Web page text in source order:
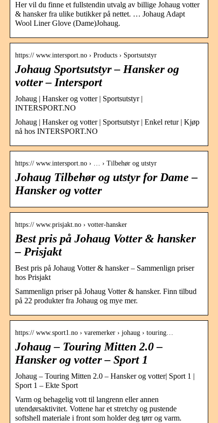
Her vil du finne et fullstendin utvalg av billige Johaug votter
& hansker fra ulike butikker på nettet. … Johaug Adapt
Wool Liner Glove (Dame)Johaug.
https:// www.intersport.no › Products › Sportsutstyr
Johaug Sportsutstyr – Hansker og
votter – Intersport
Johaug | Hansker og votter | Sportsutstyr |
INTERSPORT.NO
Johaug | Hansker og votter | Sportsutstyr | Enkel retur | Kjøp
nå hos INTERSPORT.NO
https:// www.intersport.no › … › Tilbehør og utstyr
Johaug Tilbehør og utstyr for Dame –
Hansker og votter
https:// www.prisjakt.no › votter-hansker
Best pris på Johaug Votter & hansker
– Prisjakt
Best pris på Johaug Votter & hansker – Sammenlign priser
hos Prisjakt
Sammenlign priser på Johaug Votter & hansker. Finn tilbud
på 22 produkter fra Johaug og mye mer.
https:// www.sport1.no › varemerker › johaug › touring…
Johaug – Touring Mitten 2.0 –
Hansker og votter – Sport 1
Johaug – Touring Mitten 2.0 – Hansker og votter| Sport 1 |
Sport 1 – Ekte Sport
Varm og behagelig vott til langrenn eller annen
utendørsaktivitet. Vottene har et stretchy og pustende
softshell materiale i front som holder deg tørr og varm.